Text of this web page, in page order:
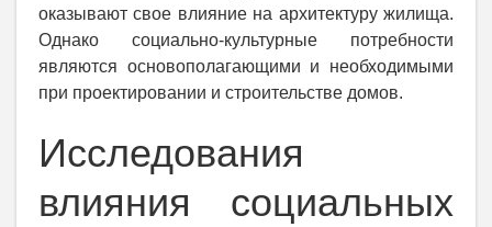
оказывают свое влияние на архитектуру жилища.
Однако социально-культурные потребности
являются основополагающими и необходимыми
при проектировании и строительстве домов.
Исследования
влияния социальных